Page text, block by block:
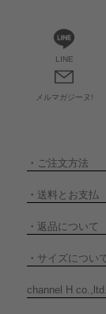
LINE
メルマガジーヌ!
・ ご注文方法
・ 送料とお支払
・ 返品について
・ サイズについ
channel H co.,ltd.